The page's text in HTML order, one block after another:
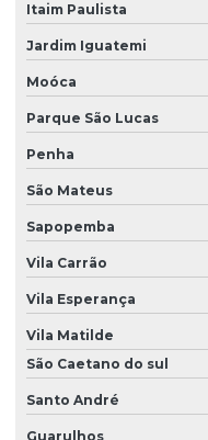
Mancal Para Rolamentos
Mancal Para Trabalhos
Mancal Para Vagonetes E
Orçamento De Fundição
Peças Fundidas Em Aço
Peças Fundidas
Preço De Fundição De
Produção De Peças Fundidas
Válvula Esfera
Itaim Paulista
Jardim Iguatemi
Moóca
Parque São Lucas
Penha
São Mateus
Sapopemba
Vila Carrão
Vila Esperança
Vila Matilde
São Caetano do sul
Santo André
Guarulhos